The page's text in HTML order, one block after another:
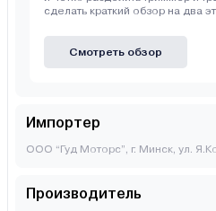
сделать краткий обзор на два
Смотреть обзор
Импортер
ООО “Гуд Моторс”, г. Минск, ул.
Производитель